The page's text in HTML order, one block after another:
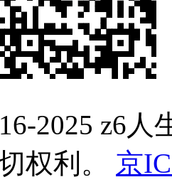
2025 z6
权利。
京